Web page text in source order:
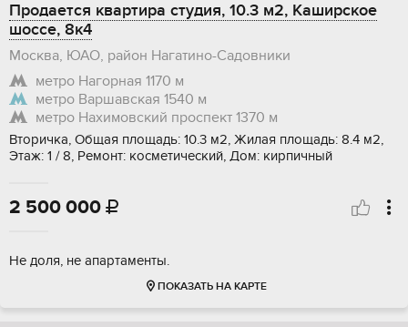
Продается квартира студия, 10.3 м2, Каширское
шоссе, 8к4
Москва, ЮАО, район Нагатино-Садовники
метро Нагорная 1170 м
метро Варшавская 1540 м
метро Нахимовский проспект 1370 м
Вторичка, Общая площадь: 10.3 м2, Жилая площадь: 8.4 м2,
Этаж: 1 / 8, Ремонт: косметический, Дом: кирпичный
2 500 000 
Не доля, не апартаменты.
ПОКАЗАТЬ НА КАРТЕ